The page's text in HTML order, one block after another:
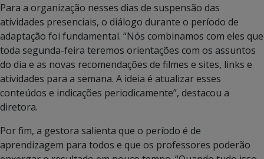
Para a organização nesses dias de suspensão das
atividades presenciais, o diálogo durante o período de
adaptação foi fundamental. “Nós combinamos com eles que
toda segunda-feira teremos orientações com os assuntos
do dia e as novas recomendações de filmes e sites, links e
atividades para a semana. A ideia é atualizar esses
conteúdos e indicações periodicamente”, destacou a
diretora.
Por fim, a gestora salienta que o período é de
aprendizagem para todos e que os professores poderão